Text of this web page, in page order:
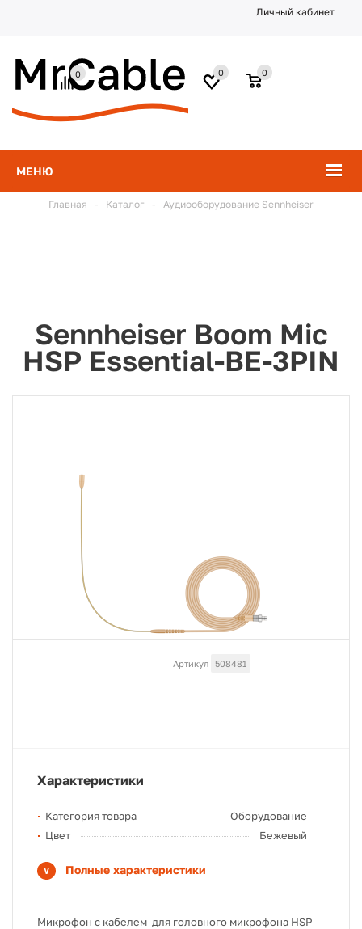
Личный кабинет
МЕНЮ
0
0
0
Главная - Каталог - Аудиооборудование Sennheiser
Sennheiser Boom Mic
HSP Essential-BE-3PIN
Артикул 508481
Характеристики
Категория товара
Оборудование
Цвет
Бежевый
Полные характеристики
Микрофон с кабелем для головного микрофона HSP